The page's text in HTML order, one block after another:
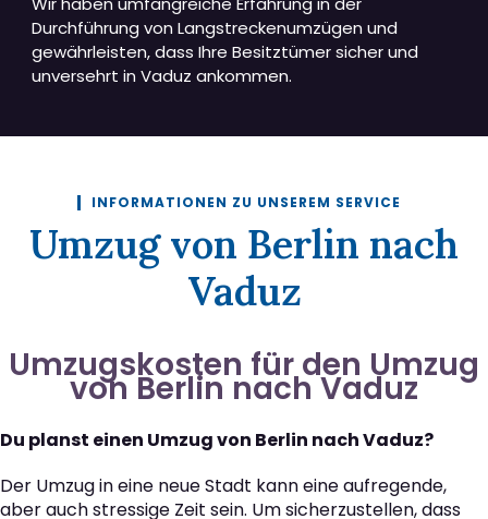
Durchführung von Langstreckenumzügen und
gewährleisten, dass Ihre Besitztümer sicher und
unversehrt in Vaduz ankommen.
INFORMATIONEN ZU UNSEREM SERVICE
Umzug von Berlin nach
Vaduz
Umzugskosten für den Umzug
von Berlin nach Vaduz
Du planst einen Umzug von Berlin nach Vaduz?
Der Umzug in eine neue Stadt kann eine aufregende,
aber auch stressige Zeit sein. Um sicherzustellen, dass